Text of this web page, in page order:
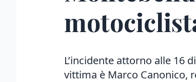
L’incidente attorno alle 16
vittima è Marco Canonico,